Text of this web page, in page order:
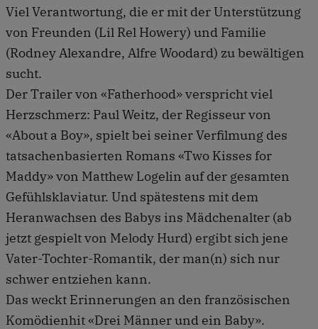
Viel Verantwortung, die er mit der Unterstützung
von Freunden (Lil Rel Howery) und Familie
(Rodney Alexandre, Alfre Woodard) zu bewältigen
sucht.
Der Trailer von «Fatherhood» verspricht viel
Herzschmerz: Paul Weitz, der Regisseur von
«About a Boy», spielt bei seiner Verfilmung des
tatsachenbasierten Romans «Two Kisses for
Maddy» von Matthew Logelin auf der gesamten
Gefühlsklaviatur. Und spätestens mit dem
Heranwachsen des Babys ins Mädchenalter (ab
jetzt gespielt von Melody Hurd) ergibt sich jene
Vater-Tochter-Romantik, der man(n) sich nur
schwer entziehen kann.
Das weckt Erinnerungen an den französischen
Komödienhit «Drei Männer und ein Baby».